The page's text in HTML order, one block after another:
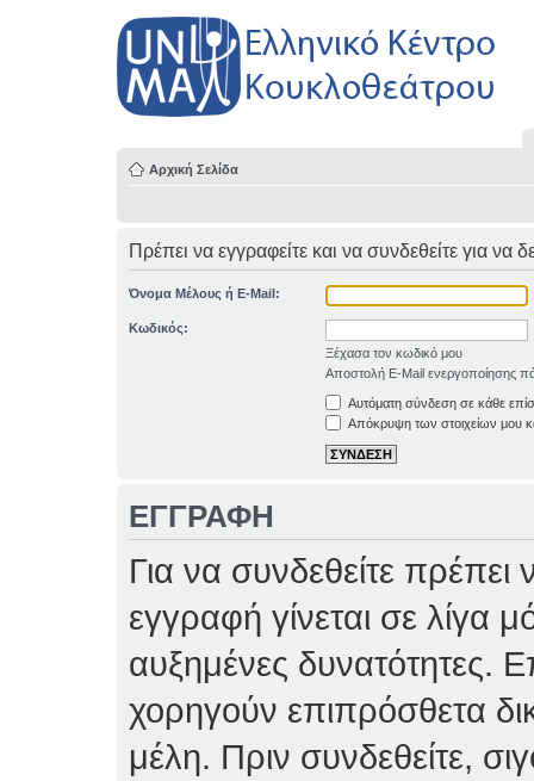
Αρχική Σελίδα
Πρέπει να εγγραφείτε και να συνδεθείτε για να
Όνομα Μέλους ή E-Mail:
Κωδικός:
Ξέχασα τον κωδικό μου
Αποστολή E-Mail ενεργοποίησης
Αυτόματη σύνδεση σε κάθε
Απόκρυψη των στοιχείων μου
ΕΓΓΡΑΦΗ
Για να συνδεθείτε
εγγραφή γίνεται σε λίγα
αυξημένες δυνατότητες.
χορηγούν επιπρόσθετα
μέλη. Πριν συνδεθείτε,